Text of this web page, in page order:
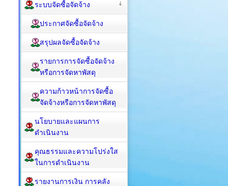
ระบบจัดซื้อจัดจ้าง
ประกาศจัดซื้อจัดจ้าง
สรุปผลจัดซื้อจัดจ้าง
รายการการจัดซื้อจัดจ้าง
หรือการจัดหาพัสดุ
ความก้าวหน้าการจัดซื้อ
จัดจ้างหรือการจัดหาพัสดุ
นโยบายและแผนการ
ดำเนินงาน
คุณธรรมและความโปร่งใส
ในการดำเนินงาน
รายงานการเงิน การคลัง